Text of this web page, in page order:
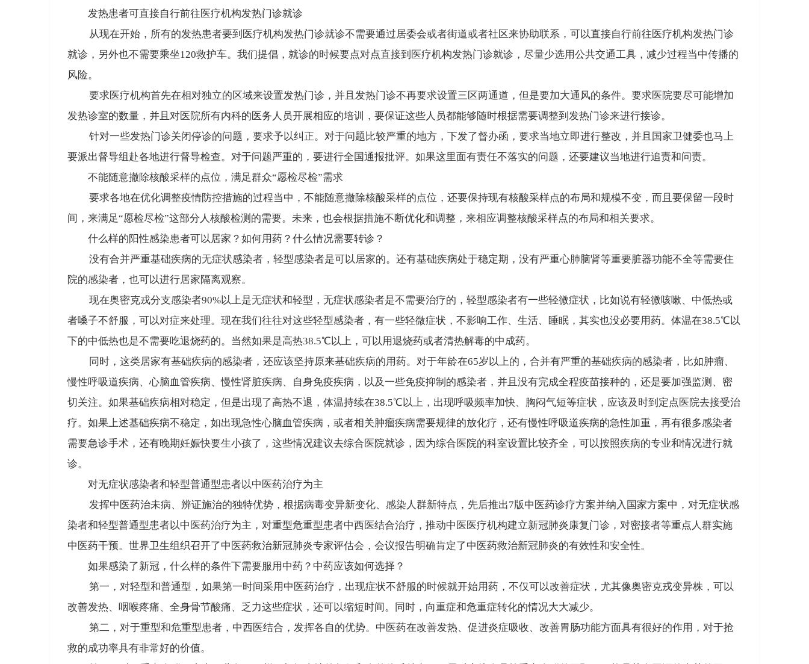
发热患者可直接自行前往医疗机构发热门诊就诊
从现在开始，所有的发热患者要到医疗机构发热门诊就诊不需要通过居委会或者街道或者社区来协助联系，可以直接自行前往医疗机构发热门诊
就诊 ，另外也不需要乘坐120救护车。我们提倡，就诊的时候要点对点直接到医疗机构发热门诊就诊，尽量少选用公共交通工具，减少过程当中传播的
风险。
要求医疗机构首先在相对独立的区域来设置发热门诊，并且 发热门诊不再要求设置三区两通道 ，但是要加大通风的条件。要求医院要尽可能增加
发热诊室的数量 ，并且对医院所有内科的医务人员开展相应的培训，要保证这些人员都能够随时根据需要调整到发热门诊来进行接诊。
针对一些发热门诊关闭停诊的问题，要求予以纠正。对于问题比较严重的地方，下发了督办函，要求当地立即进行整改，并且 国家卫健委也马上
要派出督导组赴各地进行督导检查。对于问题严重的， 要进行全国通报批评。如果这里面有责任不落实的问题，还要建议当地进行追责和问责。
不能随意撤除核酸采样的点位，满足群众“愿检尽检”需求
要求各地在优化调整疫情防控措施的过程当中， 不能随意撤除核酸采样的点位，还要保持现有核酸采样点的布局和规模不变 ，而且要保留一段时
间，来满足“愿检尽检”这部分人核酸检测的需要。未来，也会根据措施不断优化和调整，来相应调整核酸采样点的布局和相关要求。
什么样的阳性感染患者可以居家？如何用药？什么情况需要转诊？
没有合并严重基础疾病的无症状感染者，轻型感染者是可以居家的。还有基础疾病处于稳定期，没有严重心肺脑肾等重要脏器功能不全等需要住
院的感染者 ，也可以进行居家隔离观察。
现在奥密克戎分支感染者90%以上是无症状和轻型， 无症状感染者是不需要治疗的 ，轻型感染者有一些轻微症状，比如说有轻微咳嗽、中低热或
者嗓子不舒服，可以对症来处理。 现在我们往往对这些轻型感染者，有一些轻微症状，不影响工作、生活、睡眠，其实也没必要用药。体温在38.5℃以
下的中低热也是不需要吃退烧药的。当然如果是高热38.5℃以上，可以用退烧药或者清热解毒的中成药。
同时，这类居家有基础疾病的感染者， 还应该坚持原来基础疾病的用药。对于年龄在65岁以上的，合并有严重的基础疾病的感染者，比如肿瘤、
慢性呼吸道疾病、心脑血管疾病、慢性肾脏疾病、自身免疫疾病，以及一些免疫抑制的感染者，并且没有完成全程疫苗接种的，还是要加强监测、密
切关注。 如果基础疾病相对稳定，但是出现了高热不退，体温持续在38.5℃以上，出现呼吸频率加快、胸闷气短等症状，应该及时到定点医院去接受治
疗。如果上述基础疾病不稳定，如出现急性心脑血管疾病，或者相关肿瘤疾病需要规律的放化疗，还有慢性呼吸道疾病的急性加重， 再有很多感染者
需要急诊手术，还有晚期妊娠快要生小孩了，这些情况建议去综合医院就诊 ，因为综合医院的科室设置比较齐全，可以按照疾病的专业和情况进行就
诊。
对无症状感染者和轻型普通型患者以中医药治疗为主
发挥中医药治未病、辨证施治的独特优势，根据病毒变异新变化、感染人群新特点，先后推出7版中医药诊疗方案并纳入国家方案中， 对无症状感
染者和轻型普通型患者以中医药治疗为主， 对重型危重型患者中西医结合治疗 ，推动中医医疗机构建立新冠肺炎康复门诊，对密接者等重点人群实施
中医药干预。 世界卫生组织召开了中医药救治新冠肺炎专家评估会，会议报告明确肯定了中医药救治新冠肺炎的有效性和安全性。
如果感染了新冠，什么样的条件下需要服用中药？中药应该如何选择？
第一， 对轻型和普通型 ，如果第一时间采用中医药治疗， 出现症状不舒服的时候就开始用药 ，不仅可以改善症状，尤其像奥密克戎变异株，可以
改善发热、咽喉疼痛、全身骨节酸痛、乏力这些症状，还可以缩短时间。同时，向重症和危重症转化的情况大大减少。
第二， 对于重型和危重型患者 ，中西医结合，发挥各自的优势。 中医药在改善发热、促进炎症吸收、改善胃肠功能方面具有很好的作用 ，对于抢
救的成功率具有非常好的价值。